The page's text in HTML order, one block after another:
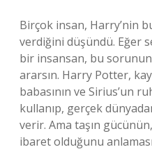
Birçok insan, Harry’nin
verdiğini düşündü. Eğer
bir insansan, bu
ararsın. Harry Potter,
babasının ve Sirius’un
kullanıp, gerçek
verir. Ama taşın
ibaret olduğunu